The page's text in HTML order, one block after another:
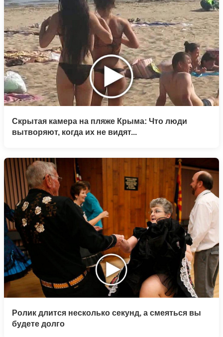
Скрытая камера на пляже Крыма: Что люди
вытворяют, когда их не видят...
Ролик длится несколько секунд, а смеяться вы
будете долго